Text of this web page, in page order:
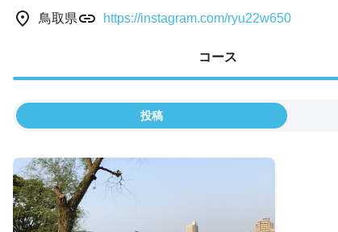
鳥取県
https://instagram.com/ryu22w650
コース
投稿